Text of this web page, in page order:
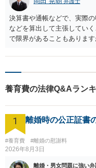
決算書や通帳などで、実際
などを算出して主張してい
で限界があることもありま
養育費の法律Q&Aラン
1 離婚時の公正証書
#養育費 #離婚の慰謝料
2026年8月3日
離婚・男女問題に強い弁